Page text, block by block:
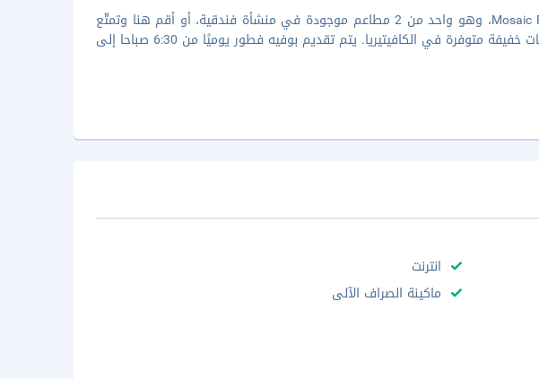
استمتع بتناول الأطباق العالمية في مطعم Mosaic Restaurant، وهو واحد من 2 مطاعم موجودة في منشأة فندقية، أو أقم هنا وتمتّع
بميزة خدمة الغرف على مدار 24 ساعة. وهناك أيضا وجبات خفيفة متوفرة في الكافيتيريا. يتم تقديم بوفيه فطور يوميًا من 6:30 صباحا إلى
انترنت
ماكينة الصراف الآلى